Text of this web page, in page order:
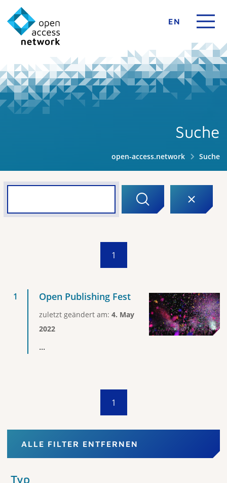
EN
Suche
open-access.network Suche
1
Open Publishing Fest
zuletzt geändert am: 4. May
2022
...
1
ALLE FILTER ENTFERNEN
Typ